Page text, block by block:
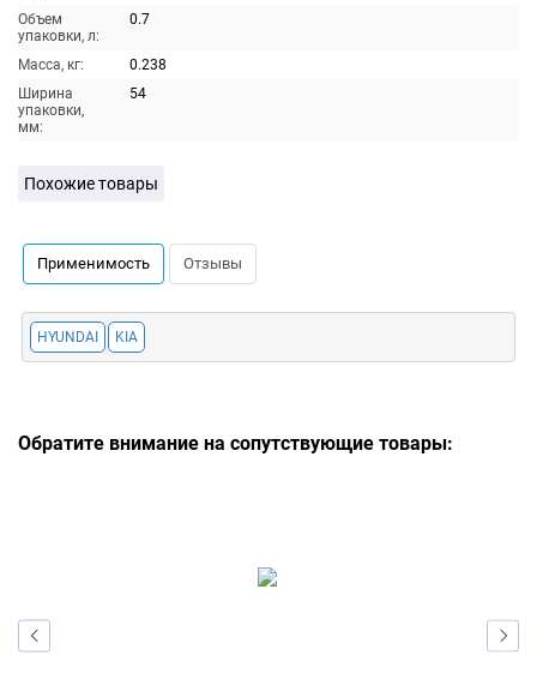
Объем
упаковки, л:
0.7
Масса, кг:
0.238
Ширина
упаковки,
мм:
54
Похожие товары
Применимость Отзывы
HYUNDAI KIA
Обратите внимание на сопутствующие товары: